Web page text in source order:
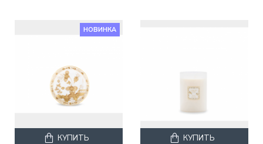
НОВИНКА
КУПИТЬ КУПИТЬ